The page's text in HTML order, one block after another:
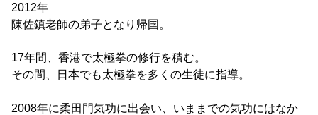
2012年
陳佐鎮老師の弟子となり帰国。
17年間、香港で太極拳の修行を積む。
その間、日本でも太極拳を多くの生徒に指導。
2008年に柔田門気功に出会い、いままでの気功にはなか